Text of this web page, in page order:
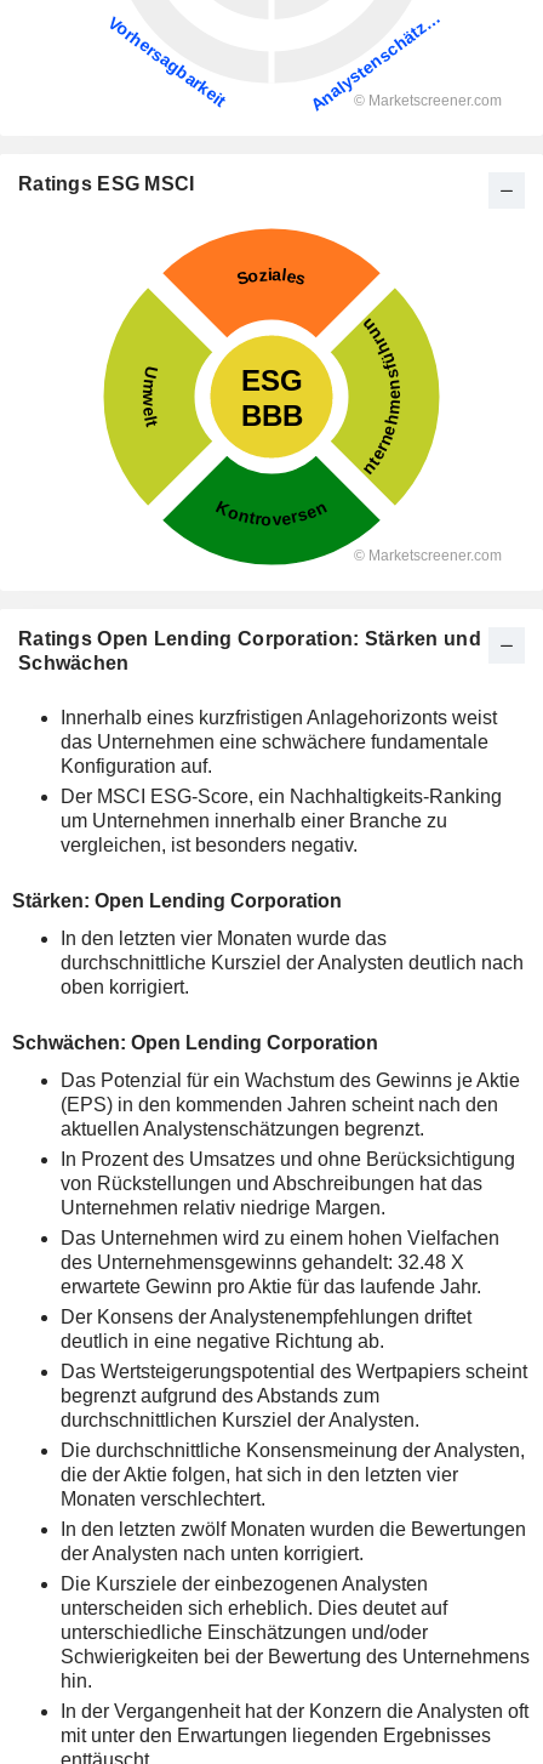
Ratings ESG MSCI
Ratings Open Lending Corporation: Stärken und
Schwächen
Innerhalb eines kurzfristigen Anlagehorizonts weist
das Unternehmen eine schwächere fundamentale
Konfiguration auf.
Der MSCI ESG-Score, ein Nachhaltigkeits-Ranking
um Unternehmen innerhalb einer Branche zu
vergleichen, ist besonders negativ.
Stärken: Open Lending Corporation
In den letzten vier Monaten wurde das
durchschnittliche Kursziel der Analysten deutlich nach
oben korrigiert.
Schwächen: Open Lending Corporation
Das Potenzial für ein Wachstum des Gewinns je Aktie
(EPS) in den kommenden Jahren scheint nach den
aktuellen Analystenschätzungen begrenzt.
In Prozent des Umsatzes und ohne Berücksichtigung
von Rückstellungen und Abschreibungen hat das
Unternehmen relativ niedrige Margen.
Das Unternehmen wird zu einem hohen Vielfachen
des Unternehmensgewinns gehandelt: 32.48 X
erwartete Gewinn pro Aktie für das laufende Jahr.
Der Konsens der Analystenempfehlungen driftet
deutlich in eine negative Richtung ab.
Das Wertsteigerungspotential des Wertpapiers scheint
begrenzt aufgrund des Abstands zum
durchschnittlichen Kursziel der Analysten.
Die durchschnittliche Konsensmeinung der Analysten,
die der Aktie folgen, hat sich in den letzten vier
Monaten verschlechtert.
In den letzten zwölf Monaten wurden die Bewertungen
der Analysten nach unten korrigiert.
Die Kursziele der einbezogenen Analysten
unterscheiden sich erheblich. Dies deutet auf
unterschiedliche Einschätzungen und/oder
Schwierigkeiten bei der Bewertung des Unternehmens
hin.
In der Vergangenheit hat der Konzern die Analysten oft
mit unter den Erwartungen liegenden Ergebnisses
enttäuscht.